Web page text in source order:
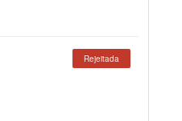
Rejeitada